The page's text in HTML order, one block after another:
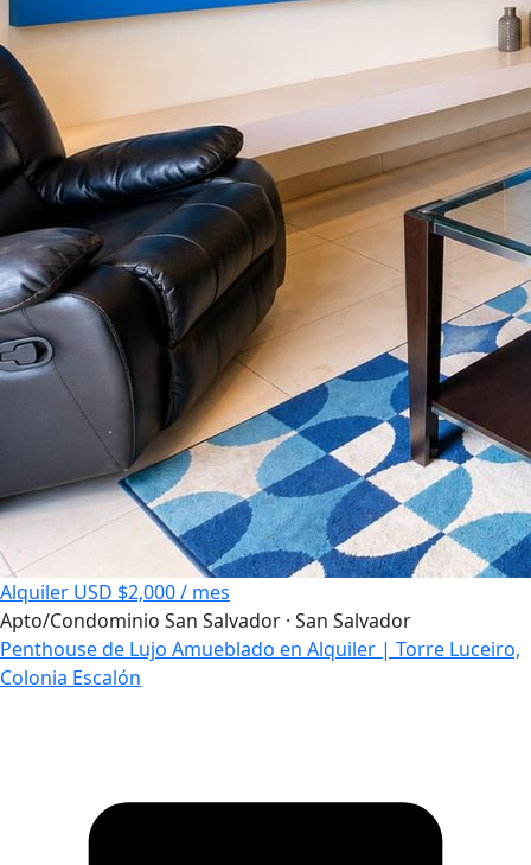
Alquiler USD $2,000 / mes
Apto/Condominio San Salvador · San Salvador
Penthouse de Lujo Amueblado en Alquiler | Torre Luceiro,
Colonia Escalón